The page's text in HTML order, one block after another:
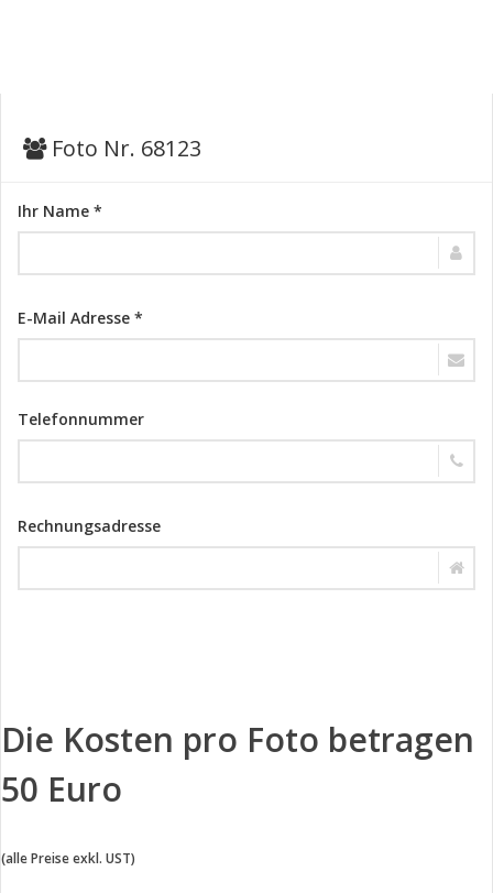
Foto Nr. 68123
Ihr Name *
E-Mail Adresse *
Telefonnummer
Rechnungsadresse
Die Kosten pro Foto betragen
50 Euro
(alle Preise exkl. UST)